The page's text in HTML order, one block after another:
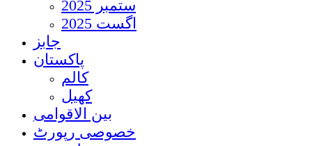
ستمبر 2025
اگست 2025
جابز
پاکستان
کالم
کھیل
بین الاقوامی
خصوصی رپورٹ